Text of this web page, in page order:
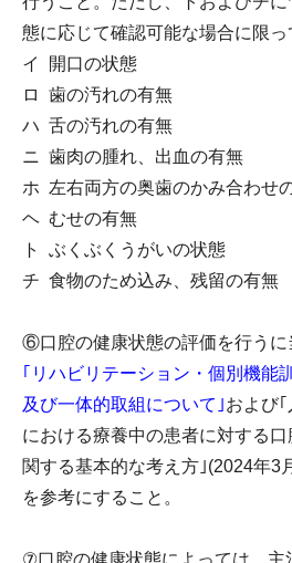
態に応じて確認可能な場合に限っ
イ 開口の状態
ロ 歯の汚れの有無
ハ 舌の汚れの有無
ニ 歯肉の腫れ、出血の有無
ホ 左右両方の奥歯のかみ合わせ
ヘ むせの有無
ト ぶくぶくうがいの状態
チ 食物のため込み、残留の有無
⑥口腔の健康状態の評価を行うに
｢リハビリテーション・個別機能
及び一体的取組について｣および
における療養中の患者に対する
関する基本的な考え方｣(2024年3
を参考にすること。
⑦口腔の健康状態によっては、主